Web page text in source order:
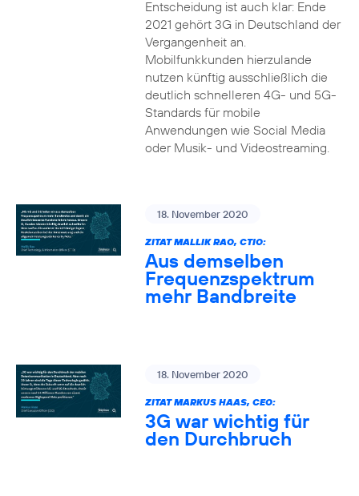
Entscheidung ist auch klar: Ende
2021 gehört 3G in Deutschland der
Vergangenheit an.
Mobilfunkkunden hierzulande
nutzen künftig ausschließlich die
deutlich schnelleren 4G- und 5G-
Standards für mobile
Anwendungen wie Social Media
oder Musik- und Videostreaming.
18. November 2020
ZITAT MALLIK RAO, CTIO:
Aus demselben
Frequenzspektrum
mehr Bandbreite
18. November 2020
ZITAT MARKUS HAAS, CEO:
3G war wichtig für
den Durchbruch